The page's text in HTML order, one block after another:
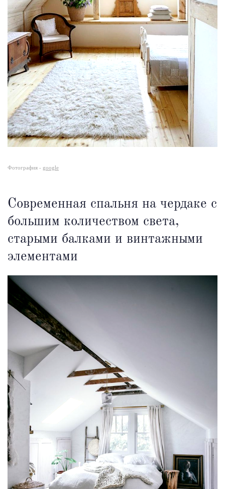
Фотография - google
Современная спальня на чердаке с
большим количеством света,
старыми балками и винтажными
элементами